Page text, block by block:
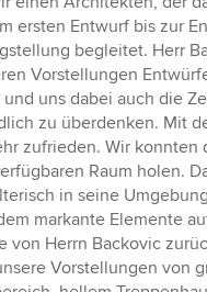
ersten Entwurf bis zur
begleitet. Herr
Vorstellungen
und uns dabei auch die
zu überdenken. Mit
zufrieden. Wir konnten
Raum holen.
in seine
markante Elemente
von Herrn Backovic
Vorstellungen von